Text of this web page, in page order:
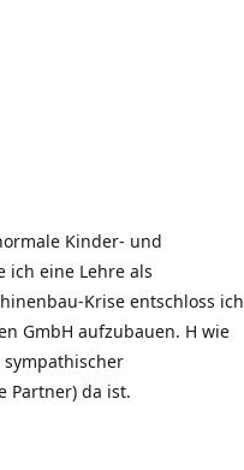
Kinder- und
ich eine Lehre als
Krise entschloss ich
GmbH aufzubauen. H wie
sympathischer
Partner) da ist.